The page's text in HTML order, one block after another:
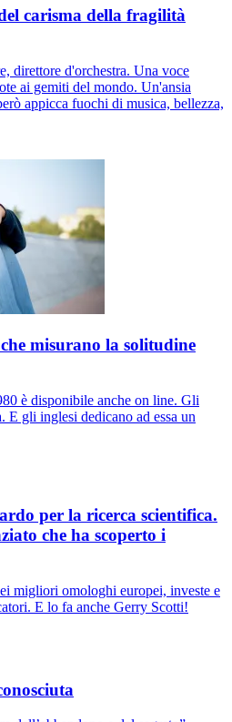
carisma della fragilità
direttore d'orchestra. Una voce
ai gemiti del mondo. Un'ansia
appicca fuochi di musica, bellezza,
misurano la solitudine
è disponibile anche on line. Gli
gli inglesi dedicano ad essa un
per la ricerca scientifica.
che ha scoperto i
migliori omologhi europei, investe e
E lo fa anche Gerry Scotti!